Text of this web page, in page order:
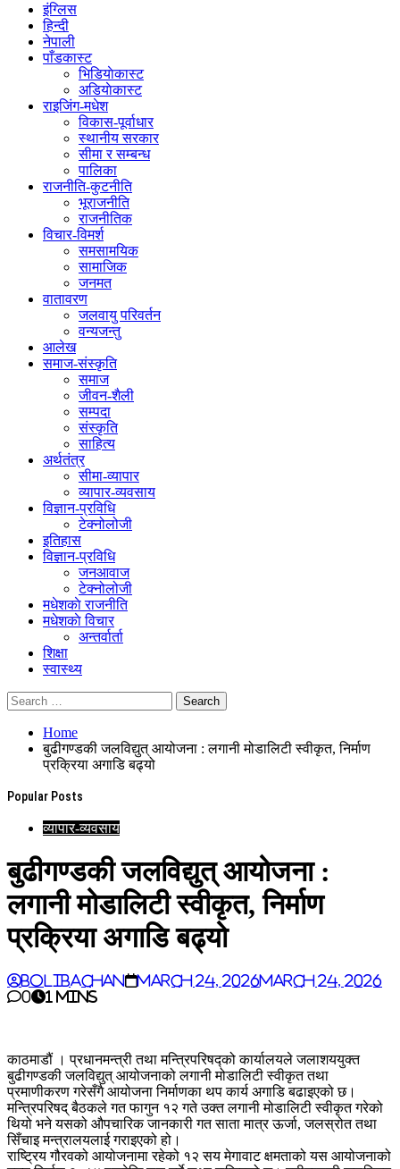
इंग्लिस
हिन्दी
नेपाली
पाँडकास्ट
भिडियाेकास्ट
अडियाेकास्ट
राइजिंग-मधेश
विकास-पूर्वाधार
स्थानीय सरकार
सीमा र सम्बन्ध
पालिका
राजनीति-कुटनीति
भूराजनीति
राजनीतिक
विचार-विमर्श
समसामयिक
सामाजिक
जनमत
वातावरण
जलवायु परिवर्तन
वन्यजन्तु
आलेख
समाज-संस्कृति
समाज
जीवन-शैली
सम्पदा
संस्कृति
साहित्य
अर्थतंत्र
सीमा-व्यापार
व्यापार-व्यवसाय
विज्ञान-प्रविधि
टेक्नोलोजी
इतिहास
विज्ञान-प्रविधि
जनआवाज
टेक्नोलोजी
मधेशकाे राजनीति
मधेशकाे विचार
अन्तर्वार्ता
शिक्षा
स्वास्थ्य
Home
बुढीगण्डकी जलविद्युत् आयोजना : लगानी मोडालिटी स्वीकृत, निर्माण
प्रक्रिया अगाडि बढ्यो
Popular Posts
व्यापार-व्यवसाय
बुढीगण्डकी जलविद्युत् आयोजना :
लगानी मोडालिटी स्वीकृत, निर्माण
प्रक्रिया अगाडि बढ्यो
BoliBachan March 24, 2026March 24, 2026
0
1 mins
काठमाडौं । प्रधानमन्त्री तथा मन्त्रिपरिषद्को कार्यालयले जलाशययुक्त
बुढीगण्डकी जलविद्युत् आयोजनाको लगानी मोडालिटी स्वीकृत तथा
प्रमाणीकरण गरेसँगै आयोजना निर्माणका थप कार्य अगाडि बढाइएको छ।
मन्त्रिपरिषद् बैठकले गत फागुन १२ गते उक्त लगानी मोडालिटी स्वीकृत गरेको
थियो भने यसको औपचारिक जानकारी गत साता मात्र ऊर्जा, जलस्रोत तथा
सिँचाइ मन्त्रालयलाई गराइएको हो।
राष्ट्रिय गौरवको आयोजनामा रहेको १२ सय मेगावाट क्षमताको यस आयोजनाको